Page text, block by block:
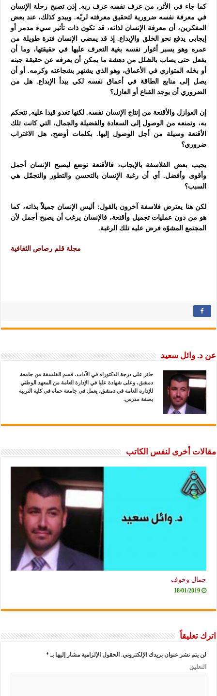
كما جاء في الأثر، من عرف نفسه عرف ربه. إذن تصبح رحلة الإنسان
في معرفة نفسه ضرورية لتحقيق معرفته لربّه. ويبدو كذلك، عند بعض
المفكرين، أن معرفة الإنسان لذاته، قد تكون ذات تأثير سيء مدمر أو
إيجابي يدفع نحو الخلق والإبداع. إذ قد يمضي الإنسان فترة طويلة من
عمره وهو يسبر أغوار نفسه بغية التعرف عليها في حقيقتها، وما أن
يفعل حتى يصاب بالشلل من دهشة ما يمكن أن يعرفه عن حقيقة جبنه
أو بخله المتواري في الأعماق، وهو الذي يشتهر بشجاعته وكرمه. أو أن
يصل إلى منابع الطاقة في أعماق نفسه لكي يبدأ الإبداع. هل من
الضروري أن يوجد القناع أو العازل؟
إن العوازل والأقنعة من إنتاج الإنسان نفسه. لكنها تغدو قيدا عليه, تتحكم
به، وتمنعه من الوصول إلى السعادة والفضيلة والجمال، التي كانت تلك
الأقنعة وسيلة من أجل الوصول إليها. بكلمات أوضح، هل الاغتراب
ضروري؟
يجيب بعض الفلاسفة بالإيجاب، فالأقنعة توضع ليصبح الإنسان أجمل
وأقوى وأفضل. أي أن رغبة الإنسان بالتحسن والتطور والتجمّل هي
السبب؟
لكن هنا يعترض فلاسفة آخرون بالقول: أليس الإنسان جميلاً بذاته، كما
هو من دون عمليات تجميل وأقنعة، فالإنسان يرغب أن يصبح أجمل لأن
المجتمع المشوّه فرض عليه تلك الرغبة.
مجلة قلم رصاص الثقافية
عن د. وائل سعيد
حائز على درجة الدكتوراه في الآداب، قسم الفلسفة من جامعة
دمشق، وعلى شهادة عليا في الإدارة العامة من المعهد الوطني
للإدارة العامة في دمشق، يعمل في جامعة حماه في كلية التربية
بصفة مدرس.
مقالات أخرى لنفس الكاتب
جمال وخوف
18/01/2019
اترك تعليقاً
لن يتم نشر عنوان بريدك الإلكتروني. الحقول الإلزامية مشار إليها بـ*
التعليق